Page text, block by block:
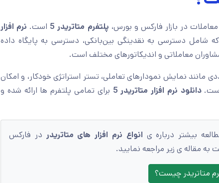
معاملات در بازار فارکس و بورس، پلتفرم متاتریدر 5 است. نرم افزار
شامل دسترسی به نقدینگی بین‌بانکی، دسترسی به پایگاه داده
مانند نمایش نمودارهای تعاملی، تستر استراتژی خودکار، و امکان
دانلود نرم افزار متاتریدر 5
برای تمامی پلتفرم ها ارائه شده و
بیشتر درباره ی انواع نرم افزار های متاتریدر در فارکس
به مقاله ی زیر مراجعه نمایید.
متاتریدر چیست؟